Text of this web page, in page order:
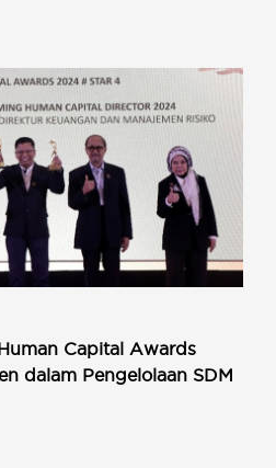
Capital Awards
dalam Pengelolaan SDM